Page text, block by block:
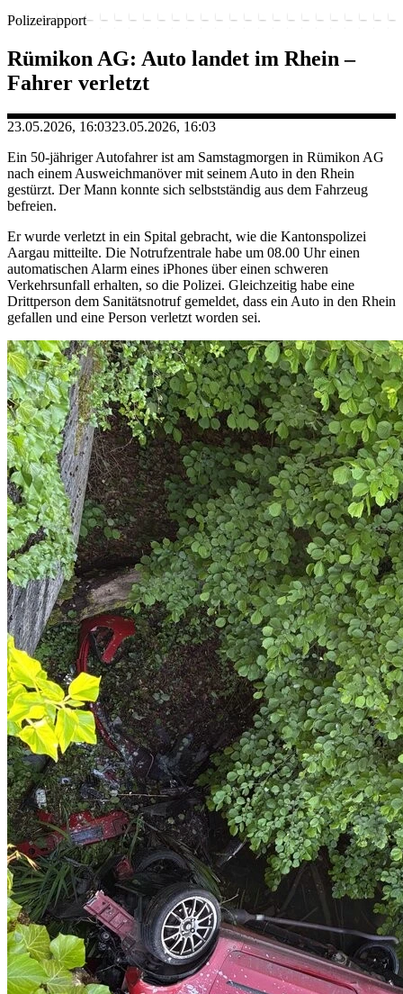
Polizeirapport
Rümikon AG: Auto landet im Rhein –
Fahrer verletzt
23.05.2026, 16:0323.05.2026, 16:03
Ein 50-jähriger Autofahrer ist am Samstagmorgen in Rümikon AG
nach einem Ausweichmanöver mit seinem Auto in den Rhein
gestürzt. Der Mann konnte sich selbstständig aus dem Fahrzeug
befreien.
Er wurde verletzt in ein Spital gebracht, wie die Kantonspolizei
Aargau mitteilte. Die Notrufzentrale habe um 08.00 Uhr einen
automatischen Alarm eines iPhones über einen schweren
Verkehrsunfall erhalten, so die Polizei. Gleichzeitig habe eine
Drittperson dem Sanitätsnotruf gemeldet, dass ein Auto in den Rhein
gefallen und eine Person verletzt worden sei.